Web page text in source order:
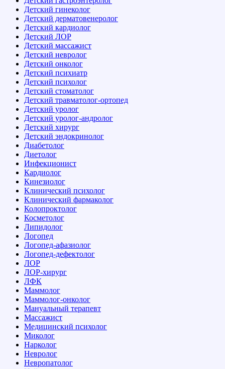
Детский гинеколог
Детский дерматовенеролог
Детский кардиолог
Детский ЛОР
Детский массажист
Детский невролог
Детский онколог
Детский психиатр
Детский психолог
Детский стоматолог
Детский травматолог-ортопед
Детский уролог
Детский уролог-андролог
Детский хирург
Детский эндокринолог
Диабетолог
Диетолог
Инфекционист
Кардиолог
Кинезиолог
Клинический психолог
Клинический фармаколог
Колопроктолог
Косметолог
Липидолог
Логопед
Логопед-афазиолог
Логопед-дефектолог
ЛОР
ЛОР-хирург
ЛФК
Маммолог
Маммолог-онколог
Мануальный терапевт
Массажист
Медицинский психолог
Миколог
Нарколог
Невролог
Невропатолог